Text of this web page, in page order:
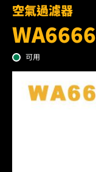
空氣過濾器
WA6666
可用